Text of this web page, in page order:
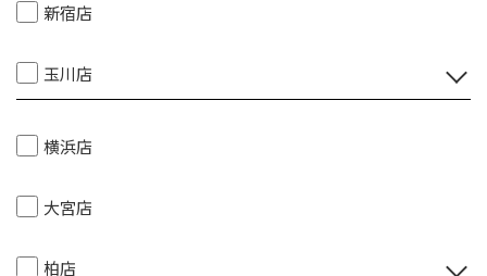
新宿店
玉川店
横浜店
大宮店
柏店